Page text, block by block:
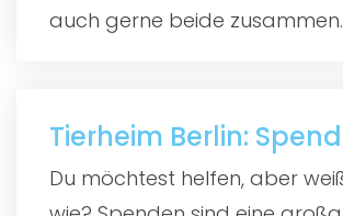
auch gerne beide zusammen.
Tierheim Berlin:
Du möchtest helfen, aber